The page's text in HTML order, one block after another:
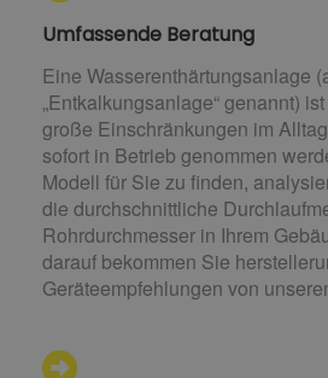
Umfassende Beratung
Eine Wasserenthärtungsanlage
„Entkalkungsanlage“ genannt)
große Einschränkungen im
sofort in Betrieb genommen
Modell für Sie zu finden,
die durchschnittliche
Rohrdurchmesser in Ihrem
darauf bekommen Sie
Geräteempfehlungen von